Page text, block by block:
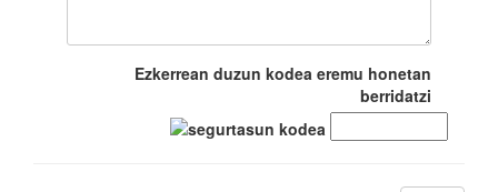
Ezkerrean duzun kodea eremu honetan
berridatzi